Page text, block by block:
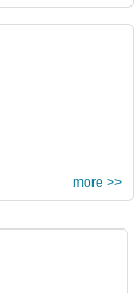
more >>